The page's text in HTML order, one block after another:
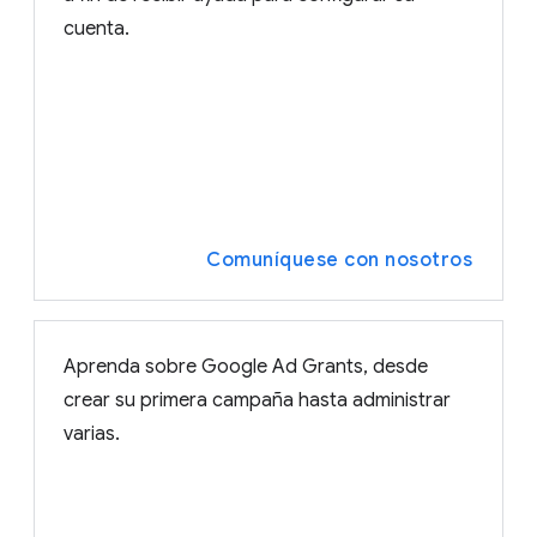
cuenta.
Comuníquese con nosotros
Aprenda sobre Google Ad Grants, desde
crear su primera campaña hasta administrar
varias.